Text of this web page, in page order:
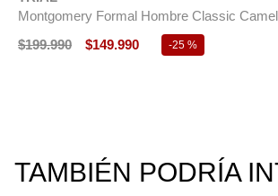
Montgomery Formal Hombre Classic Camel
$199.990 $149.990 -25 %
TAMBIÉN PODRÍA